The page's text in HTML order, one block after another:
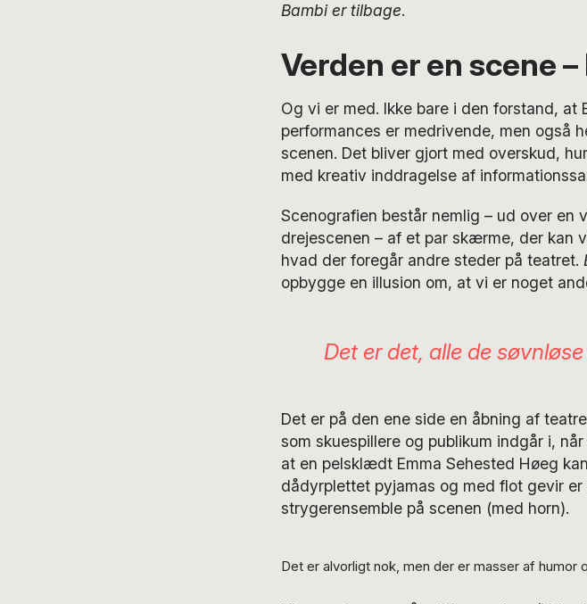
Bambi er tilbage.
Verden er en scene
Og vi er med. Ikke bare i den forstand, at
performances er medrivende, men også
scenen. Det bliver gjort med overskud,
med kreativ inddragelse af
Scenografien består nemlig – ud over en
drejescenen – af et par skærme, der kan
hvad der foregår andre steder på teatret.
opbygge en illusion om, at vi er noget
Det er det, alle de
Det er på den ene side en åbning af
som skuespillere og publikum indgår i,
at en pelsklædt Emma Sehested Høeg
dådyrplettet pyjamas og med flot gevir
strygerensemble på scenen (med horn).
Det er alvorligt nok, men der er masser af